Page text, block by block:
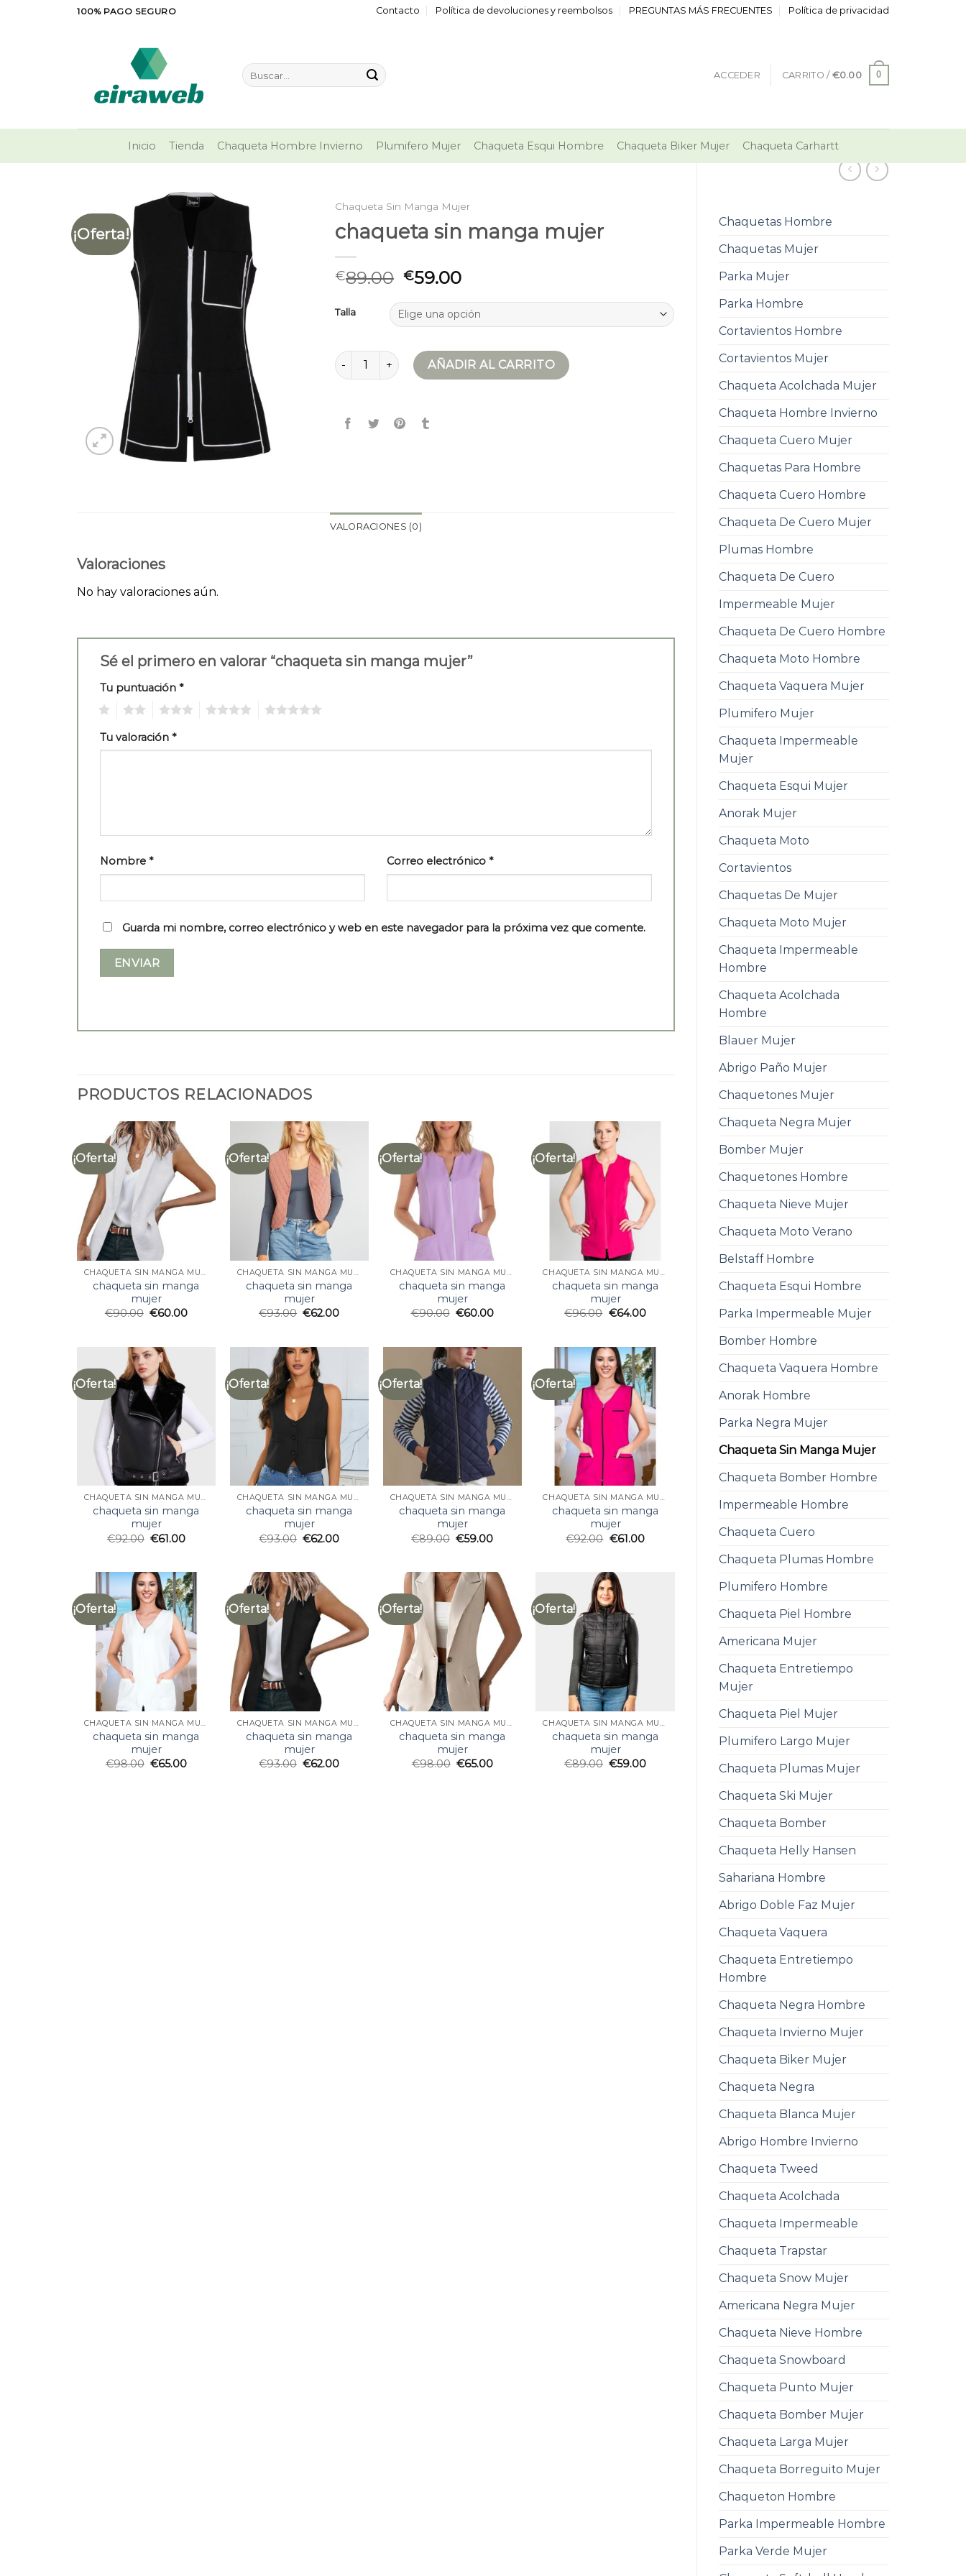
100% PAGO SEGURO Contacto Política de devoluciones y reembolsos PREGUNTAS MÁS FRECUENTES Política de privacidad
Buscar
por:
ACCEDER CARRITO / €0.00 0
Inicio Tienda Chaqueta Hombre Invierno Plumifero Mujer Chaqueta Esqui Hombre Chaqueta Biker Mujer Chaqueta Carhartt
Chaquetas Hombre
Chaquetas Mujer
Parka Mujer
Parka Hombre
Cortavientos Hombre
Cortavientos Mujer
Chaqueta Acolchada Mujer
Chaqueta Hombre Invierno
Chaqueta Cuero Mujer
Chaquetas Para Hombre
Chaqueta Cuero Hombre
Chaqueta De Cuero Mujer
Plumas Hombre
Chaqueta De Cuero
Impermeable Mujer
Chaqueta De Cuero Hombre
Chaqueta Moto Hombre
Chaqueta Vaquera Mujer
Plumifero Mujer
Chaqueta Impermeable
Mujer
Chaqueta Esqui Mujer
Anorak Mujer
Chaqueta Moto
Cortavientos
Chaquetas De Mujer
Chaqueta Moto Mujer
Chaqueta Impermeable
Hombre
Chaqueta Acolchada
Hombre
Blauer Mujer
Abrigo Paño Mujer
Chaquetones Mujer
Chaqueta Negra Mujer
Bomber Mujer
Chaquetones Hombre
Chaqueta Nieve Mujer
Chaqueta Moto Verano
Belstaff Hombre
Chaqueta Esqui Hombre
Parka Impermeable Mujer
Bomber Hombre
Chaqueta Vaquera Hombre
Anorak Hombre
Parka Negra Mujer
Chaqueta Sin Manga Mujer
Chaqueta Bomber Hombre
Impermeable Hombre
Chaqueta Cuero
Chaqueta Plumas Hombre
Plumifero Hombre
Chaqueta Piel Hombre
Americana Mujer
Chaqueta Entretiempo
Mujer
Chaqueta Piel Mujer
Plumifero Largo Mujer
Chaqueta Plumas Mujer
Chaqueta Ski Mujer
Chaqueta Bomber
Chaqueta Helly Hansen
Sahariana Hombre
Abrigo Doble Faz Mujer
Chaqueta Vaquera
Chaqueta Entretiempo
Hombre
Chaqueta Negra Hombre
Chaqueta Invierno Mujer
Chaqueta Biker Mujer
Chaqueta Negra
Chaqueta Blanca Mujer
Abrigo Hombre Invierno
Chaqueta Tweed
Chaqueta Acolchada
Chaqueta Impermeable
Chaqueta Trapstar
Chaqueta Snow Mujer
Americana Negra Mujer
Chaqueta Nieve Hombre
Chaqueta Snowboard
Chaqueta Punto Mujer
Chaqueta Bomber Mujer
Chaqueta Larga Mujer
Chaqueta Borreguito Mujer
Chaqueton Hombre
Parka Impermeable Hombre
Parka Verde Mujer
¡Oferta!
Chaqueta Sin Manga Mujer
chaqueta sin manga mujer
€89.00 €59.00
Talla
chaqueta sin manga mujer cantidad
AÑADIR AL CARRITO
VALORACIONES (0)
Valoraciones
No hay valoraciones aún.
Sé el primero en valorar “chaqueta sin manga mujer”
Tu puntuación *
Tu valoración *
Nombre * Correo electrónico *
Guarda mi nombre, correo electrónico y web en este navegador para la próxima vez que comente.
PRODUCTOS RELACIONADOS
¡Oferta!
CHAQUETA SIN MANGA MUJER
chaqueta sin manga
mujer
€90.00 €60.00
¡Oferta!
CHAQUETA SIN MANGA MUJER
chaqueta sin manga
mujer
€93.00 €62.00
¡Oferta!
CHAQUETA SIN MANGA MUJER
chaqueta sin manga
mujer
€90.00 €60.00
¡Oferta!
CHAQUETA SIN MANGA MUJER
chaqueta sin manga
mujer
€96.00 €64.00
¡Oferta!
CHAQUETA SIN MANGA MUJER
chaqueta sin manga
mujer
€92.00 €61.00
¡Oferta!
CHAQUETA SIN MANGA MUJER
chaqueta sin manga
mujer
€93.00 €62.00
¡Oferta!
CHAQUETA SIN MANGA MUJER
chaqueta sin manga
mujer
€89.00 €59.00
¡Oferta!
CHAQUETA SIN MANGA MUJER
chaqueta sin manga
mujer
€92.00 €61.00
¡Oferta!
CHAQUETA SIN MANGA MUJER
chaqueta sin manga
mujer
€98.00 €65.00
¡Oferta!
CHAQUETA SIN MANGA MUJER
chaqueta sin manga
mujer
€93.00 €62.00
¡Oferta!
CHAQUETA SIN MANGA MUJER
chaqueta sin manga
mujer
€98.00 €65.00
¡Oferta!
CHAQUETA SIN MANGA MUJER
chaqueta sin manga
mujer
€89.00 €59.00